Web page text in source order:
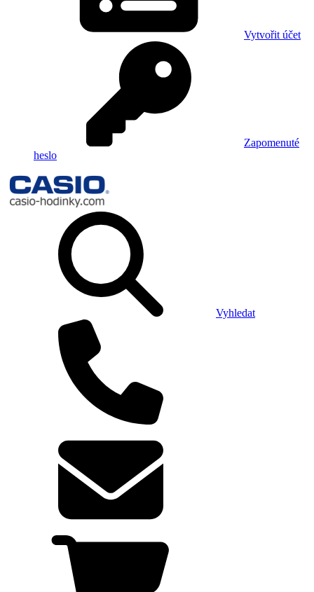
Vytvořit účet
Zapomenuté
heslo
Vyhledat